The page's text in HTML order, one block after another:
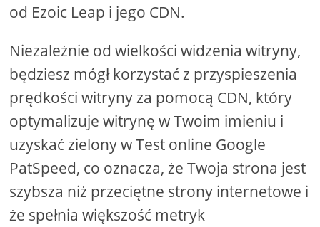
od Ezoic Leap i jego CDN.
Niezależnie od wielkości widzenia witryny,
będziesz mógł korzystać z przyspieszenia
prędkości witryny za pomocą CDN, który
optymalizuje witrynę w Twoim imieniu i
uzyskać zielony w Test online Google
PatSpeed, co oznacza, że ​​Twoja strona jest
szybsza niż przeciętne strony internetowe i
że spełnia większość metryk